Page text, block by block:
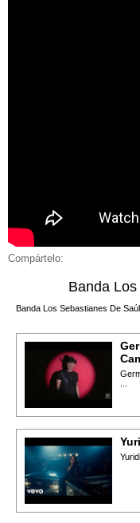
Compártelo:
Banda
Banda Los Sebastianes De